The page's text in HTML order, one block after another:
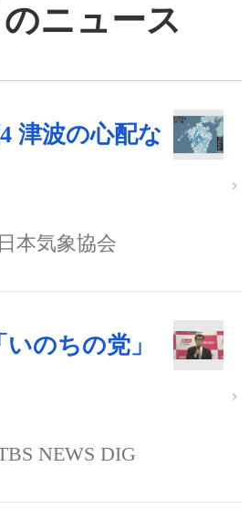
ニュース
津波の心配な
日本気象協会
のちの党」
NEWS DIG